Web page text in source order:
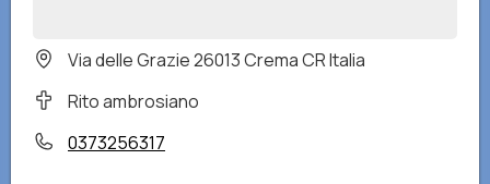
Via delle Grazie 26013 Crema CR Italia
Rito ambrosiano
0373256317